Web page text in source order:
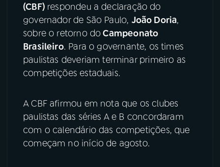
08 FESTIVAL DE MÚSICA
ACOMPANHE A RÁDIO NACIONAL
YouTube Facebook
Instagram X
TikTok
(CBF) respondeu a declaração do
governador de São Paulo, João Doria,
sobre o retorno doCampeonato
Brasileiro. Para o governante, os times
paulistas deveriam terminar primeiro as
competições estaduais.
A CBF afirmou em nota que os clubes
paulistas das séries A e B concordaram
com o calendário das competições, que
começam no início de agosto.